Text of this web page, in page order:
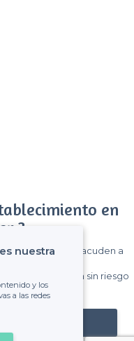
en
?
visitantes que acuden a
una cantidad fija sin riesgo
nuestra
y los
a las redes